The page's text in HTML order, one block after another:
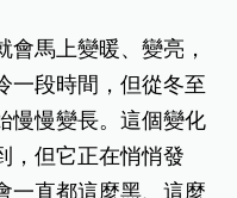
馬上變暖、變亮，
一段時間，但從冬至
慢慢變長。這個變化
，但它正在悄悄發
一直都這麼黑、這麼